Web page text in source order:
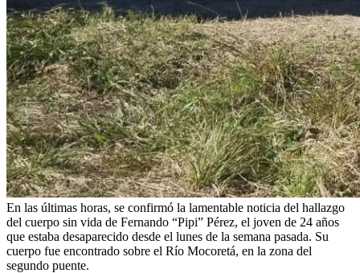
En las últimas horas, se confirmó la lamentable noticia del hallazgo
del cuerpo sin vida de Fernando “Pipi” Pérez, el joven de 24 años
que estaba desaparecido desde el lunes de la semana pasada. Su
cuerpo fue encontrado sobre el Río Mocoretá, en la zona del
segundo puente.